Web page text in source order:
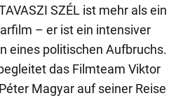
SZÉL ist mehr als ein
– er ist ein intensiver
eines politischen Aufbruchs.
das Filmteam Viktor
Magyar auf seiner Reise